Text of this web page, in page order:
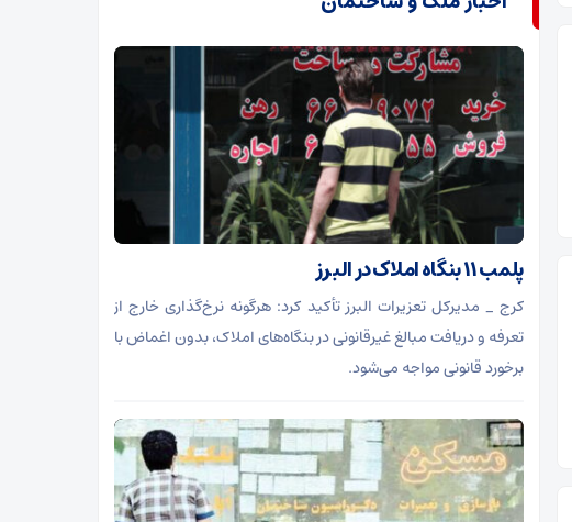
پلمب ۱۱ بنگاه املاک در البرز
کرج _ مدیرکل تعزیرات البرز تأکید کرد: هرگونه نرخ‌گذاری خارج از
تعرفه و دریافت مبالغ غیرقانونی در بنگاه‌های املاک، بدون اغماض با
برخورد قانونی مواجه می‌شود.